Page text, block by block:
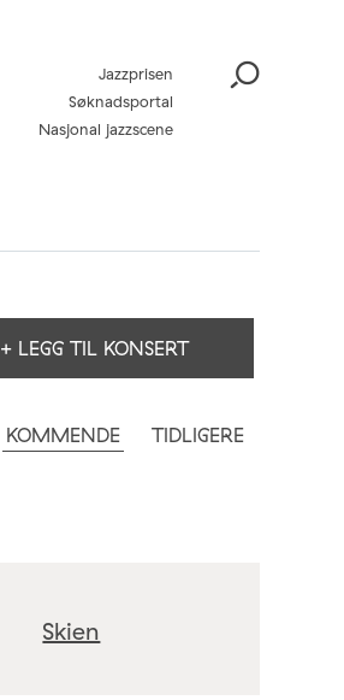
Jazzprisen
Søknadsportal
Nasjonal jazzscene
+ LEGG TIL KONSERT
KOMMENDE TIDLIGERE
Skien